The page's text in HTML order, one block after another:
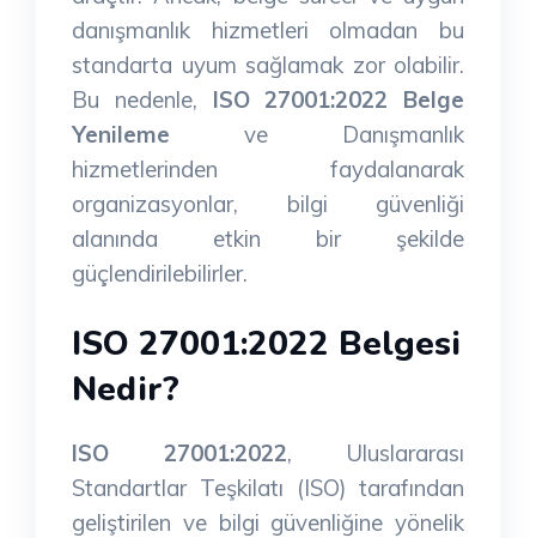
danışmanlık hizmetleri olmadan bu
standarta uyum sağlamak zor olabilir.
Bu nedenle, ISO 27001:2022 Belge
Yenileme ve Danışmanlık
hizmetlerinden faydalanarak
organizasyonlar, bilgi güvenliği
alanında etkin bir şekilde
güçlendirilebilirler.
ISO 27001:2022 Belgesi
Nedir?
ISO 27001:2022, Uluslararası
Standartlar Teşkilatı (ISO) tarafından
geliştirilen ve bilgi güvenliğine yönelik